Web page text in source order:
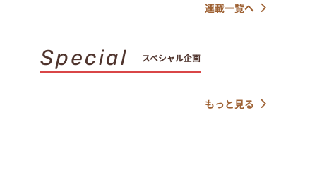
連載一覧へ
Special スペシャル企画
もっと見る